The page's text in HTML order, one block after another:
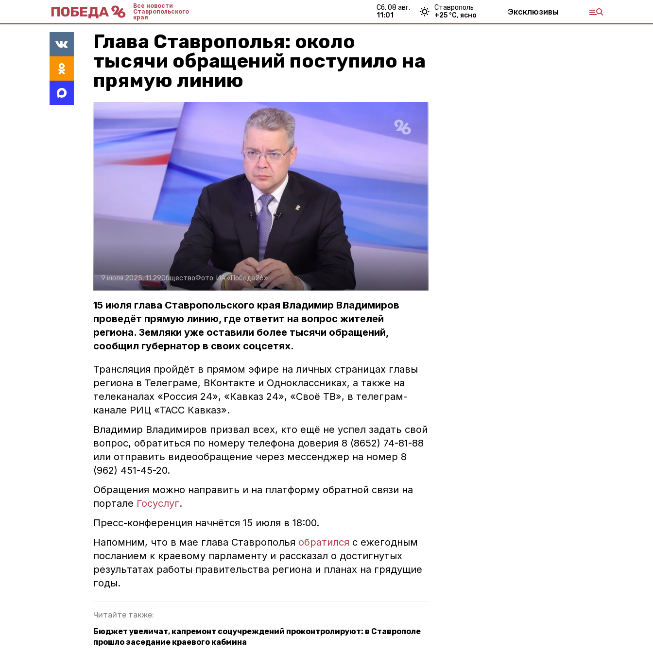
Все новости
Ставропольского
края
сб, 08 авг.
11:01
Ставрополь
+25 °С, ясно Эксклюзивы
Глава Ставрополья: около
тысячи обращений поступило на
прямую линию
9 июля 2025, 11:29ОбществоФото: ИА «Победа26»
15 июля глава Ставропольского края Владимир Владимиров
проведёт прямую линию, где ответит на вопрос жителей
региона. Земляки уже оставили более тысячи обращений,
сообщил губернатор в своих соцсетях.
Трансляция пройдёт в прямом эфире на личных страницах главы
региона в Телеграме, ВКонтакте и Одноклассниках, а также на
телеканалах «Россия 24», «Кавказ 24», «Своё ТВ», в телеграм-
канале РИЦ «ТАСС Кавказ».
Владимир Владимиров призвал всех, кто ещё не успел задать свой
вопрос, обратиться по номеру телефона доверия 8 (8652) 74-81-88
или отправить видеообращение через мессенджер на номер 8
(962) 451-45-20.
Обращения можно направить и на платформу обратной связи на
портале Госуслуг.
Пресс-конференция начнётся 15 июля в 18:00.
Напомним, что в мае глава Ставрополья обратился с ежегодным
посланием к краевому парламенту и рассказал о достигнутых
результатах работы правительства региона и планах на грядущие
годы.
Читайте также:
Бюджет увеличат, капремонт соцучреждений проконтролируют: в Ставрополе
прошло заседание краевого кабмина